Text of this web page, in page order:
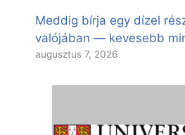
Meddig bírja egy dízel
valójában — kevesebb
augusztus 7, 2026